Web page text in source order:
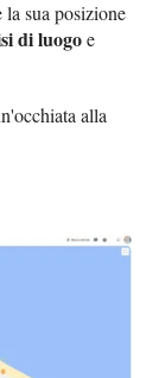
sua posizione
di luogoe
alla